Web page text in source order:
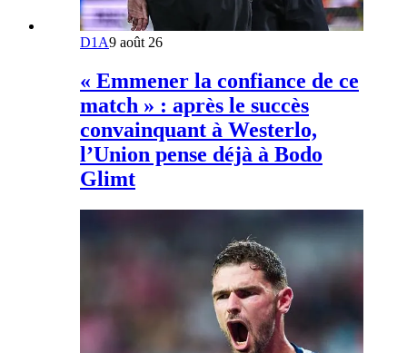
D1A9 août 26
« Emmener la confiance de ce
match » : après le succès
convainquant à Westerlo,
l’Union pense déjà à Bodo
Glimt